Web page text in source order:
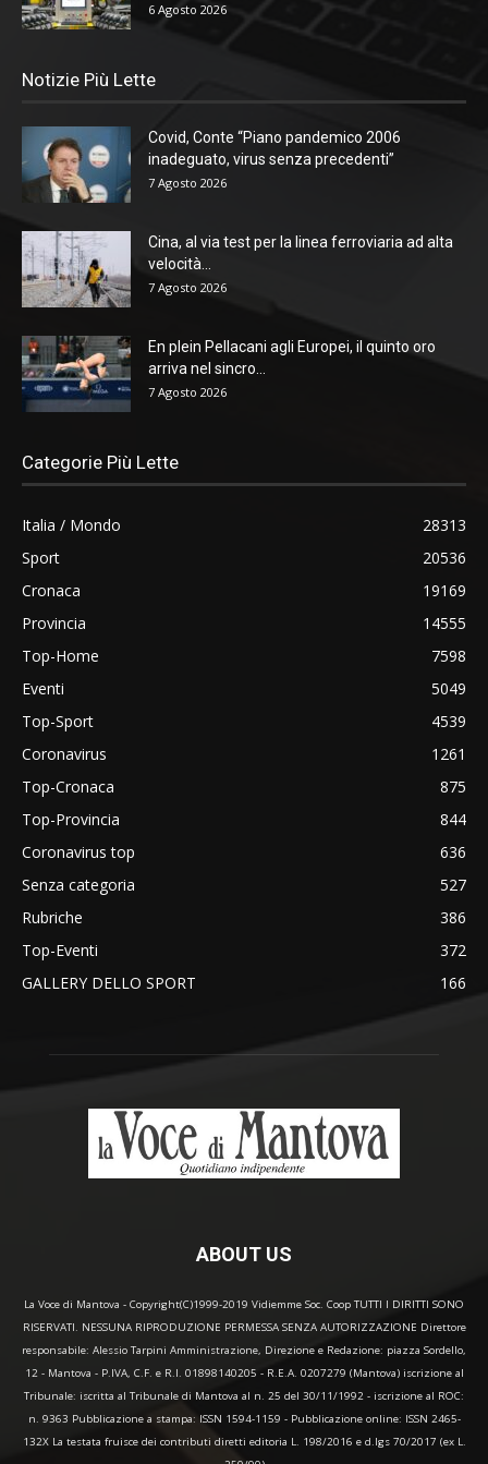
6 Agosto 2026
Notizie Più Lette
Covid, Conte “Piano pandemico 2006
inadeguato, virus senza precedenti”
7 Agosto 2026
Cina, al via test per la linea ferroviaria ad alta
velocità...
7 Agosto 2026
En plein Pellacani agli Europei, il quinto oro
arriva nel sincro...
7 Agosto 2026
Categorie Più Lette
Italia / Mondo
28313
Sport
20536
Cronaca
19169
Provincia
14555
Top-Home
7598
Eventi
5049
Top-Sport
4539
Coronavirus
1261
Top-Cronaca
875
Top-Provincia
844
Coronavirus top
636
Senza categoria
527
Rubriche
386
Top-Eventi
372
GALLERY DELLO SPORT
166
ABOUT US
La Voce di Mantova - Copyright(C)1999-2019 Vidiemme Soc. Coop TUTTI I DIRITTI SONO
RISERVATI. NESSUNA RIPRODUZIONE PERMESSA SENZA AUTORIZZAZIONE Direttore
responsabile: Alessio Tarpini Amministrazione, Direzione e Redazione: piazza Sordello,
12 - Mantova - P.IVA, C.F. e R.I. 01898140205 - R.E.A. 0207279 (Mantova) iscrizione al
Tribunale: iscritta al Tribunale di Mantova al n. 25 del 30/11/1992 - iscrizione al ROC:
n. 9363 Pubblicazione a stampa: ISSN 1594-1159 - Pubblicazione online: ISSN 2465-
132X La testata fruisce dei contributi diretti editoria L. 198/2016 e d.lgs 70/2017 (ex L.